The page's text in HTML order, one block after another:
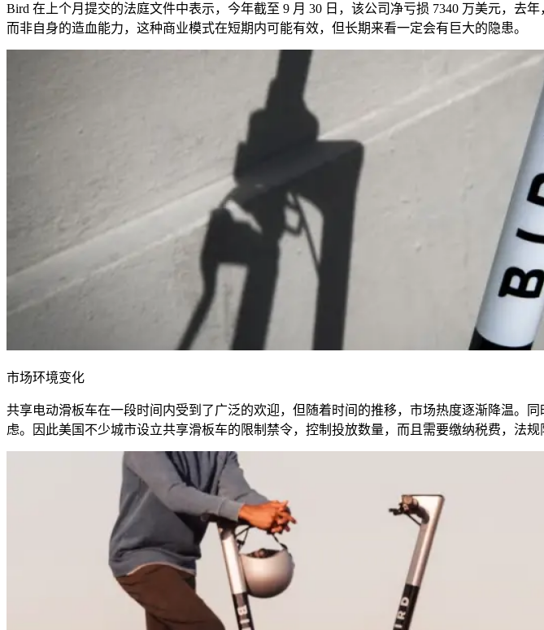
Bird 在上个月提交的法庭文件中表示，今年截至 9 月 30 日，该公司净亏损 7340 万美元，去年
而非自身的造血能力，这种商业模式在短期内可能有效，但长期来看一定会有巨大的隐患。
市场环境变化
共享电动滑板车在一段时间内受到了广泛的欢迎，但随着时间的推移，市场热度逐渐降温。
虑。因此美国不少城市设立共享滑板车的限制禁令，控制投放数量，而且需要缴纳税费，法规